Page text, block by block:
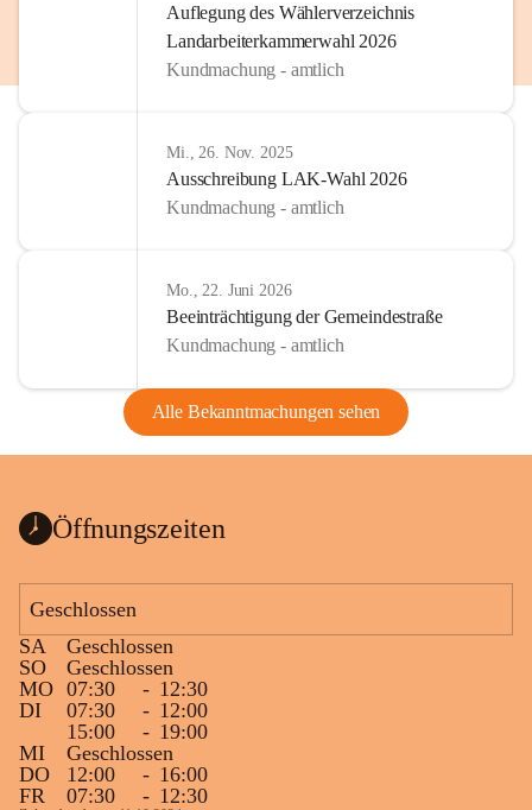
Auflegung des Wählerverzeichnis
Landarbeiterkammerwahl 2026
Kundmachung - amtlich
Mi., 26. Nov. 2025
Ausschreibung LAK-Wahl 2026
Kundmachung - amtlich
Mo., 22. Juni 2026
Beeinträchtigung der Gemeindestraße
Kundmachung - amtlich
Alle Bekanntmachungen sehen
Öffnungszeiten
Geschlossen
SA
Geschlossen
SO
Geschlossen
MO 07:30 - 12:30
DI
07:30 - 12:00
15:00
- 19:00
MI
Geschlossen
DO
12:00 - 16:00
FR
07:30 - 12:30